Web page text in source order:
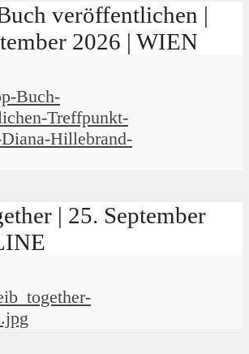
veröffentlichen |
2026 | WIEN
| 25. September